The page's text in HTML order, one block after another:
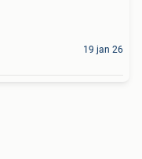
19 jan 26